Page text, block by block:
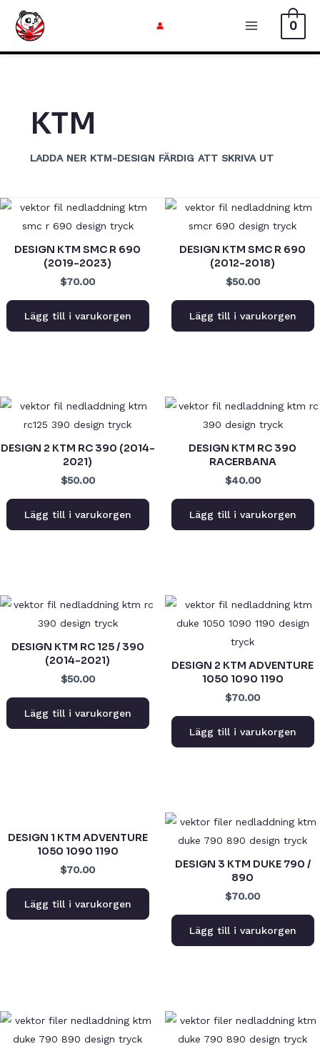
Hoppa
0
KTM
LADDA NER KTM-DESIGN FÄRDIG ATT SKRIVA UT
DESIGN KTM SMC R 690
(2019-2023)
$70.00
Lägg till i varukorgen
DESIGN KTM SMC R 690
(2012-2018)
$50.00
Lägg till i varukorgen
DESIGN 2 KTM RC 390 (2014-
2021)
$50.00
Lägg till i varukorgen
DESIGN KTM RC 390
RACERBANA
$40.00
Lägg till i varukorgen
DESIGN KTM RC 125 / 390
(2014-2021)
$50.00
Lägg till i varukorgen
DESIGN 2 KTM ADVENTURE
1050 1090 1190
$70.00
Lägg till i varukorgen
DESIGN 1 KTM ADVENTURE
1050 1090 1190
$70.00
Lägg till i varukorgen
DESIGN 3 KTM DUKE 790 /
890
$70.00
Lägg till i varukorgen